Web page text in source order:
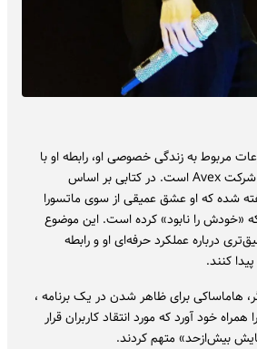
مربوط به زندگی خصوصی او، رابطه او با
مکس ماتسورا، مدیرعامل شرکت Avex است. در کتابی بر اساس
شده که او عشق عمیقی از سوی ماتسورا
«خودش را نابود» کرده است. این موضوع
درباره عملکرد حرفه‌ای او و رابطه
کنند.
هاماساکی برای ظاهر شدن در یک برنامه ،
همراه خود آورد که مورد انتقاد کاربران قرار
بیش‌ازحد» متهم کردند.